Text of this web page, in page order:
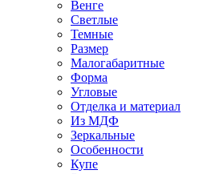
Венге
Светлые
Темные
Размер
Малогабаритные
Форма
Угловые
Отделка и материал
Из МДФ
Зеркальные
Особенности
Купе